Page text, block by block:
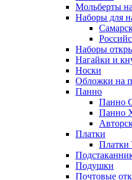
Мольберты
Наборы для
Наборы
Нагайки и
Носки
Обложки на
Панно
Панно
Панно
Платки
Платки
Подушки
Почтовые